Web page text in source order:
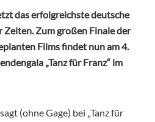
das erfolgreichste deutsche
Zum großen Finale der
Films findet nun am 4.
„Tanz für Franz“ im
(ohne Gage) bei „Tanz für